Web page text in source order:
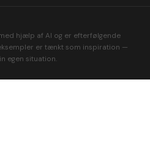
hjælp af AI og er efterfølgende
er tænkt som inspiration —
egen situation.